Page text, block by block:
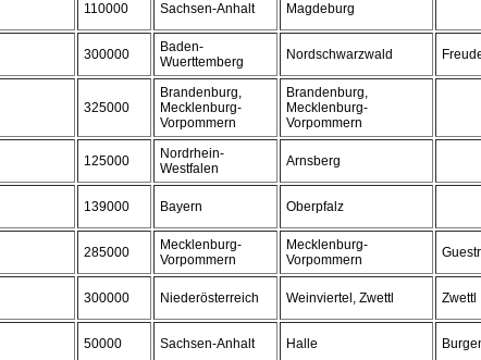
110000 Sachsen-Anhalt Magdeburg
300000
Baden-
Wuerttemberg
Nordschwarzwald
325000
Brandenburg,
Mecklenburg-
Vorpommern
Brandenburg,
Mecklenburg-
Vorpommern
125000
Nordrhein-
Westfalen
Arnsberg
139000 Bayern Oberpfalz
285000
Mecklenburg-
Vorpommern
Mecklenburg-
Vorpommern
300000 Niederösterreich Weinviertel, Zwettl Zwettl
50000 Sachsen-Anhalt Halle